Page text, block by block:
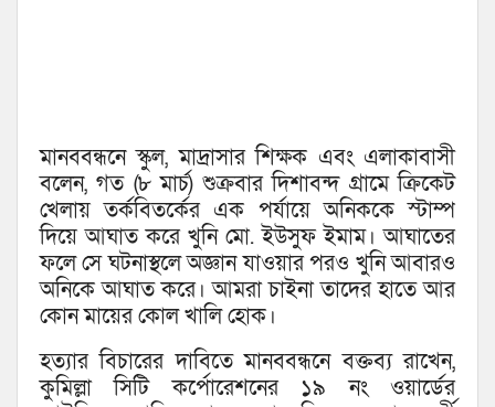
মানববন্ধনে স্কুল, মাদ্রাসার শিক্ষক এবং এলাকাবাসী
বলেন, গত (৮ মার্চ) শুক্রবার দিশাবন্দ গ্রামে ক্রিকেট
খেলায় তর্কবিতর্কের এক পর্যায়ে অনিককে স্টাম্প
দিয়ে আঘাত করে খুনি মো. ইউসুফ ইমাম। আঘাতের
ফলে সে ঘটনাস্থলে অজ্ঞান যাওয়ার পরও খুনি আবারও
অনিকে আঘাত করে। আমরা চাইনা তাদের হাতে আর
কোন মায়ের কোল খালি হোক।
হত্যার বিচারের দাবিতে মানববন্ধনে বক্তব্য রাখেন,
কুমিল্লা সিটি কর্পোরেশনের ১৯ নং ওয়ার্ডের